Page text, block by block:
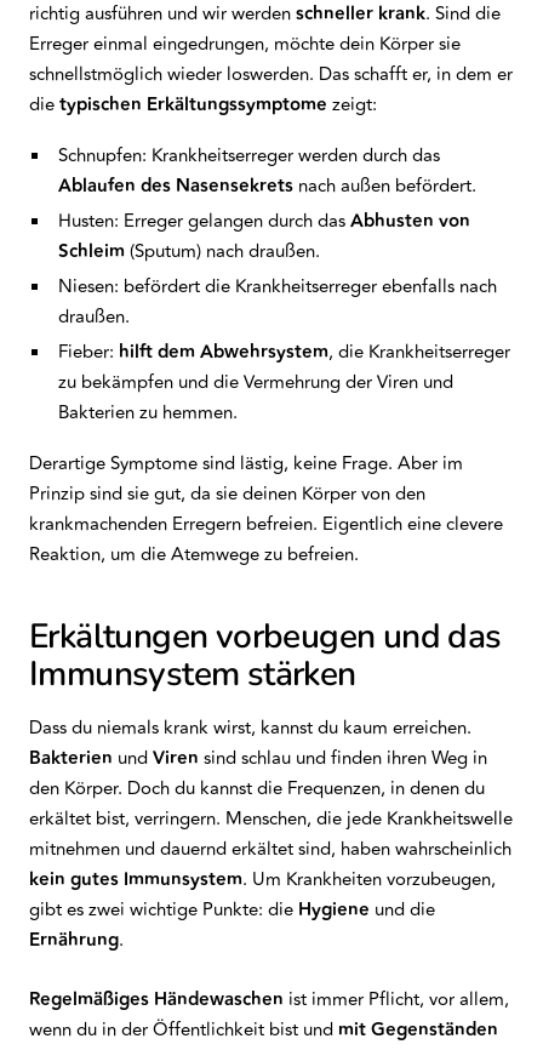
richtig ausführen und wir werdenschneller krank. Sind die
Erreger einmal eingedrungen, möchte dein Körper sie
schnellstmöglich wieder loswerden. Das schafft er, in dem er
dietypischen Erkältungssymptome zeigt:
Schnupfen: Krankheitserreger werden durch das
Ablaufen des Nasensekretsnach außen befördert.
Husten: Erreger gelangen durch dasAbhusten von
Schleim (Sputum) nach draußen.
Niesen: befördert die Krankheitserreger ebenfalls nach
draußen.
Fieber: hilftdem Abwehrsystem, die Krankheitserreger
zu bekämpfen und die Vermehrung der Viren und
Bakterien zu hemmen.
Derartige Symptome sind lästig, keine Frage. Aber im
Prinzip sind sie gut, da sie deinen Körper von den
krankmachenden Erregern befreien. Eigentlich eine clevere
Reaktion, um die Atemwege zu befreien.
Erkältungen vorbeugen und das
Immunsystem stärken
Dass du niemals krank wirst, kannst du kaum erreichen.
Bakterien undViren sind schlau und finden ihren Weg in
den Körper. Doch du kannst die Frequenzen, in denen du
erkältet bist, verringern. Menschen, die jede Krankheitswelle
mitnehmen und dauernd erkältet sind, haben wahrscheinlich
kein gutes Immunsystem. Um Krankheiten vorzubeugen,
gibt es zwei wichtige Punkte: die Hygiene und die
Ernährung.
Regelmäßiges Händewaschen ist immer Pflicht, vor allem,
wenn du in der Öffentlichkeit bist und mit Gegenständen